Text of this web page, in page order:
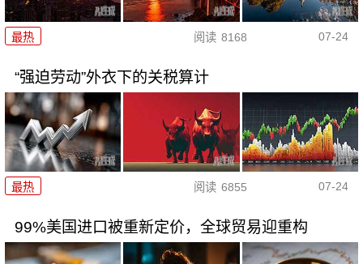
最热 阅读 8168 07-24
“强迫劳动”外衣下的关税算计
最热 阅读 6855 07-24
99%美国进口被重新定价，全球贸易迎重构